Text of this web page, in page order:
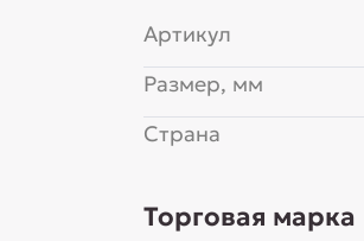
Артикул
Размер, мм
Страна
Торговая марка